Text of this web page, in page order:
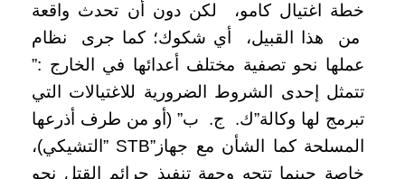
خطة اغتيال كامو، لكن دون أن تحدث واقعة
من هذا القبيل، أي شكوك؛ كما جرى نظام
عملها نحو تصفية مختلف أعدائها في الخارج :”
تتمثل إحدى الشروط الضرورية للاغتيالات التي
تبرمج لها وكالة”ك. ج. ب” (أو من طرف أذرعها
المسلحة كما الشأن مع جهاز”STB ”التشيكي)،
خاصة حينما تتجه وجهة تنفيذ جرائم القتل نحو